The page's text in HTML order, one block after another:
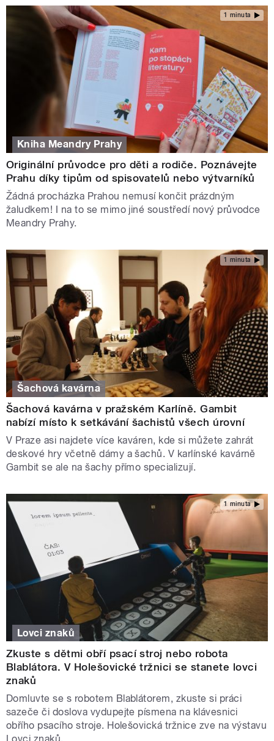
1 minuta
Kniha Meandry Prahy
Originální průvodce pro děti a rodiče. Poznávejte
Prahu díky tipům od spisovatelů nebo výtvarníků
Žádná procházka Prahou nemusí končit prázdným
žaludkem! I na to se mimo jiné soustředí nový průvodce
Meandry Prahy.
1 minuta
Šachová kavárna
Šachová kavárna v pražském Karlíně. Gambit
nabízí místo k setkávání šachistů všech úrovní
V Praze asi najdete více kaváren, kde si můžete zahrát
deskové hry včetně dámy a šachů. V karlínské kavárně
Gambit se ale na šachy přímo specializují.
1 minuta
Lovci znaků
Zkuste s dětmi obří psací stroj nebo robota
Blablátora. V Holešovické tržnici se stanete lovci
znaků
Domluvte se s robotem Blablátorem, zkuste si práci
sazeče či doslova vydupejte písmena na klávesnici
obřího psacího stroje. Holešovická tržnice zve na výstavu
Lovci znaků.